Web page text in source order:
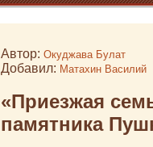
Автор: Окуджава Булат
Добавил: Матахин Василий
«Приезжая
памятника